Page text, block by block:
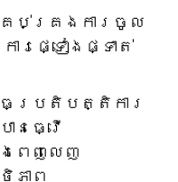
ប់គ្រងការចូល
ារផ្ទៀងផ្ទាត់
ប្រតិបត្តិការ
នធ្វើ
េញលេញ
ភាព